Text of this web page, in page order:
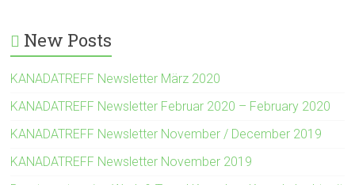
New Posts
KANADATREFF Newsletter März 2020
KANADATREFF Newsletter Februar 2020 – February 2020
KANADATREFF Newsletter November / December 2019
KANADATREFF Newsletter November 2019